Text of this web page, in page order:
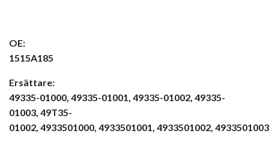
OE:
1515A185
Ersättare:
49335-01000, 49335-01001, 49335-01002, 49335-
01003, 49T35-
01002, 4933501000, 4933501001, 4933501002,